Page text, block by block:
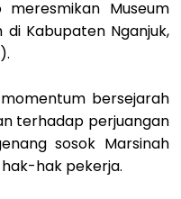
meresmikan Museum
di Kabupaten Nganjuk,
bersejarah
terhadap perjuangan
sosok Marsinah
hak pekerja.